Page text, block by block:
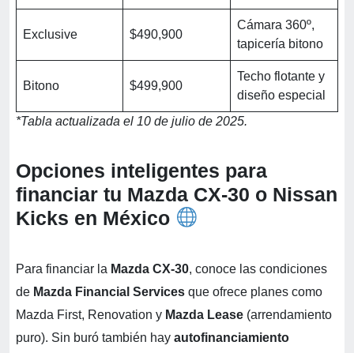
Exclusive $490,900
Cámara 360º,
tapicería bitono
Bitono $499,900
Techo flotante y
diseño especial
*Tabla actualizada el 10 de julio de 2025.
Opciones inteligentes para
financiar tu Mazda CX-30 o Nissan
Kicks en México
Para financiar la Mazda CX-30, conoce las condiciones
de Mazda Financial Services que ofrece planes como
Mazda First, Renovation y Mazda Lease (arrendamiento
puro). Sin buró también hay autofinanciamiento